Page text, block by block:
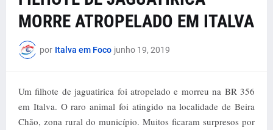
MORRE ATROPELADO EM ITALVA
por Italva em Foco junho 19, 2019
Um filhote de jaguatirica foi atropelado e morreu na BR 356
em Italva. O raro animal foi atingido na localidade de Beira
Chão, zona rural do município. Muitos ficaram surpresos por